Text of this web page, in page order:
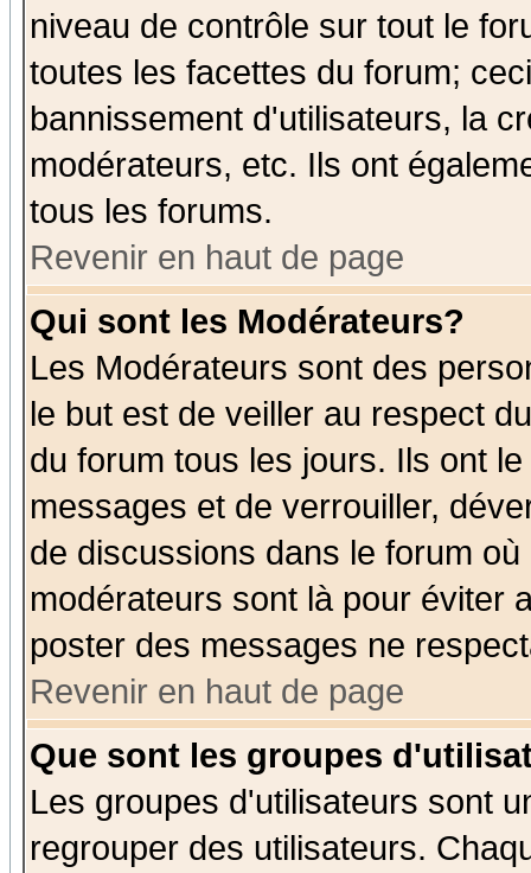
niveau de contrôle sur tout le
toutes les facettes du forum;
bannissement d'utilisateurs, la
modérateurs, etc. Ils ont
tous les forums.
Revenir en haut de page
Qui sont les Modérateurs?
Les Modérateurs sont des
le but est de veiller au respect
du forum tous les jours. Ils ont
messages et de verrouiller,
de discussions dans le forum
modérateurs sont là pour éviter
poster des messages ne
Revenir en haut de page
Que sont les groupes
Les groupes d'utilisateurs sont
regrouper des utilisateurs.